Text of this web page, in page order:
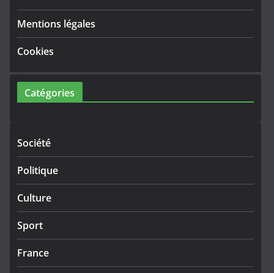
Mentions légales
Cookies
Catégories
Société
Politique
Culture
Sport
France